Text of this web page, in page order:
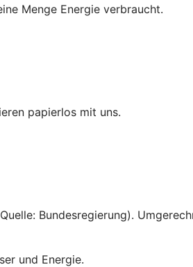
Menge Energie verbraucht.
papierlos mit uns.
Bundesregierung).
und Energie.